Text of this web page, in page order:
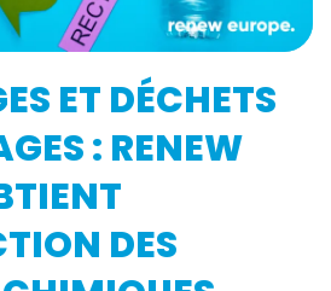
ET DÉCHETS
: RENEW
DES